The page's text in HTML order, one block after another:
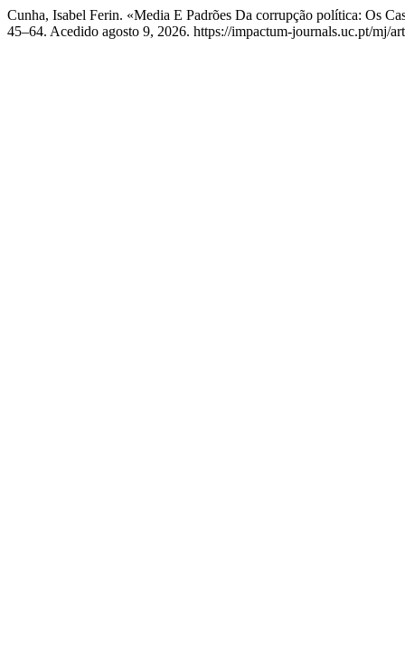
Cunha, Isabel Ferin. «Media E Padrões Da corrupção política: Os
45–64. Acedido agosto 9, 2026. https://impactum-journals.uc.pt/mj/